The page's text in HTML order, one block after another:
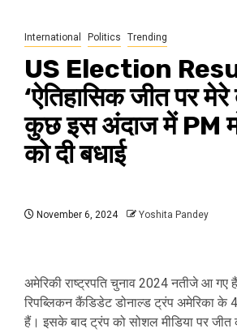
International Politics Trending
US Election
‘ऐतिहासिक जीत पर मेरे
कुछ इस अंदाज में PM
को दी बधाई
November 6, 2024 Yoshita Pandey
अमेरिकी राष्ट्रपति चुनाव 2024 नतीजे आ
रिपब्लिकन कैंडिडेट डोनाल्ड ट्रंप अमेरिका के
हैं। इसके बाद ट्रंप को सोशल मीडिया पर जीत